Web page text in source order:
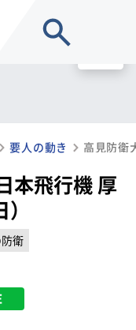
要人の動き
本飛行機 厚
衛